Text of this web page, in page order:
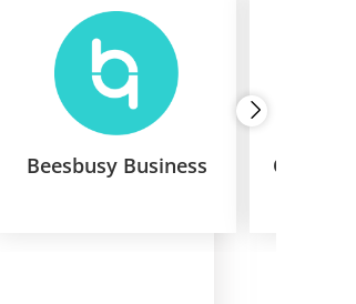
Beesbusy Business